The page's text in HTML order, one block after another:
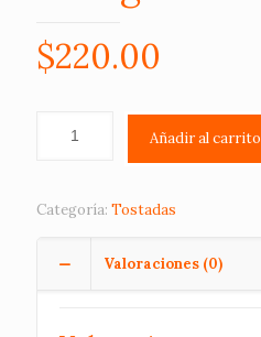
$220.00
Añadir al carrito
Categoría: Tostadas
Valoraciones (0)